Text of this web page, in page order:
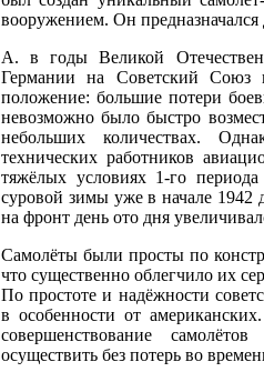
вооружением. Он
А. в годы Великой
Германии на Советский Союз
положение: большие потери
невозможно было быстро
небольших количествах.
технических работников
тяжёлых условиях 1-го
суровой зимы уже в начале 1942
на фронт день ото дня
Самолёты были просты по
что существенно облегчило их
По простоте и надёжности
в особенности от
совершенствование
осуществить без потерь во